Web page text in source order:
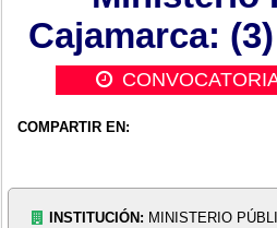
Cajamarca:
COMPARTIR EN:
INSTITUCIÓN: MINISTERIO